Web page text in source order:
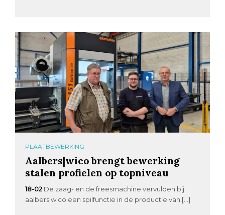
PLAATBEWERKING
Aalbers|wico brengt bewerking
stalen profielen op topniveau
18-02 De zaag- en de freesmachine vervulden bij
aalbers|wico een spilfunctie in de productie van […]